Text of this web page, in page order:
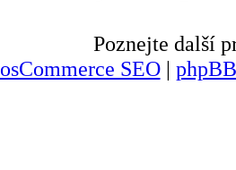
Poznejte další
osCommerce SEO|